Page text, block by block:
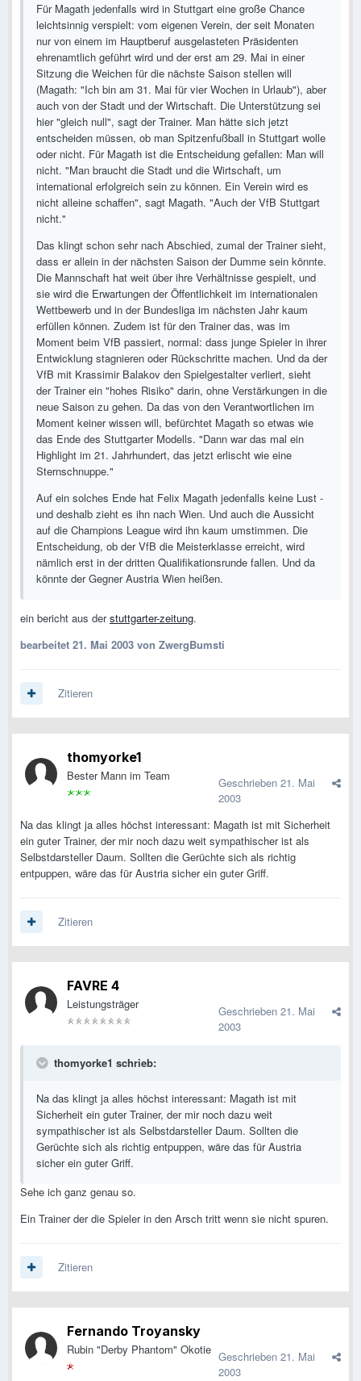
Für Magath jedenfalls wird in Stuttgart eine große Chance
leichtsinnig verspielt: vom eigenen Verein, der seit Monaten
nur von einem im Hauptberuf ausgelasteten Präsidenten
ehrenamtlich geführt wird und der erst am 29. Mai in einer
Sitzung die Weichen für die nächste Saison stellen will
(Magath: "Ich bin am 31. Mai für vier Wochen in Urlaub"), aber
auch von der Stadt und der Wirtschaft. Die Unterstützung sei
hier "gleich null", sagt der Trainer. Man hätte sich jetzt
entscheiden müssen, ob man Spitzenfußball in Stuttgart wolle
oder nicht. Für Magath ist die Entscheidung gefallen: Man will
nicht. "Man braucht die Stadt und die Wirtschaft, um
international erfolgreich sein zu können. Ein Verein wird es
nicht alleine schaffen", sagt Magath. "Auch der VfB Stuttgart
nicht."
Das klingt schon sehr nach Abschied, zumal der Trainer sieht,
dass er allein in der nächsten Saison der Dumme sein könnte.
Die Mannschaft hat weit über ihre Verhältnisse gespielt, und
sie wird die Erwartungen der Öffentlichkeit im internationalen
Wettbewerb und in der Bundesliga im nächsten Jahr kaum
erfüllen können. Zudem ist für den Trainer das, was im
Moment beim VfB passiert, normal: dass junge Spieler in ihrer
Entwicklung stagnieren oder Rückschritte machen. Und da der
VfB mit Krassimir Balakov den Spielgestalter verliert, sieht
der Trainer ein "hohes Risiko" darin, ohne Verstärkungen in die
neue Saison zu gehen. Da das von den Verantwortlichen im
Moment keiner wissen will, befürchtet Magath so etwas wie
das Ende des Stuttgarter Modells. "Dann war das mal ein
Highlight im 21. Jahrhundert, das jetzt erlischt wie eine
Sternschnuppe."
Auf ein solches Ende hat Felix Magath jedenfalls keine Lust -
und deshalb zieht es ihn nach Wien. Und auch die Aussicht
auf die Champions League wird ihn kaum umstimmen. Die
Entscheidung, ob der VfB die Meisterklasse erreicht, wird
nämlich erst in der dritten Qualifikationsrunde fallen. Und da
könnte der Gegner Austria Wien heißen.
ein bericht aus derstuttgarter-zeitung.
bearbeitet 21. Mai 2003 von ZwergBumsti
Zitieren
thomyorke1
Bester Mann im Team Geschrieben 21. Mai
2003
Na das klingt ja alles höchst interessant: Magath ist mit Sicherheit
ein guter Trainer, der mir noch dazu weit sympathischer ist als
Selbstdarsteller Daum. Sollten die Gerüchte sich als richtig
entpuppen, wäre das für Austria sicher ein guter Griff.
Zitieren
FAVRE 4
Leistungsträger Geschrieben 21. Mai
2003
thomyorke1 schrieb:
Na das klingt ja alles höchst interessant: Magath ist mit
Sicherheit ein guter Trainer, der mir noch dazu weit
sympathischer ist als Selbstdarsteller Daum. Sollten die
Gerüchte sich als richtig entpuppen, wäre das für Austria
sicher ein guter Griff.
Sehe ich ganz genau so.
Ein Trainer der die Spieler in den Arsch tritt wenn sie nicht spuren.
Zitieren
Fernando Troyansky
Rubin "Derby Phantom" Okotie Geschrieben 21. Mai
2003